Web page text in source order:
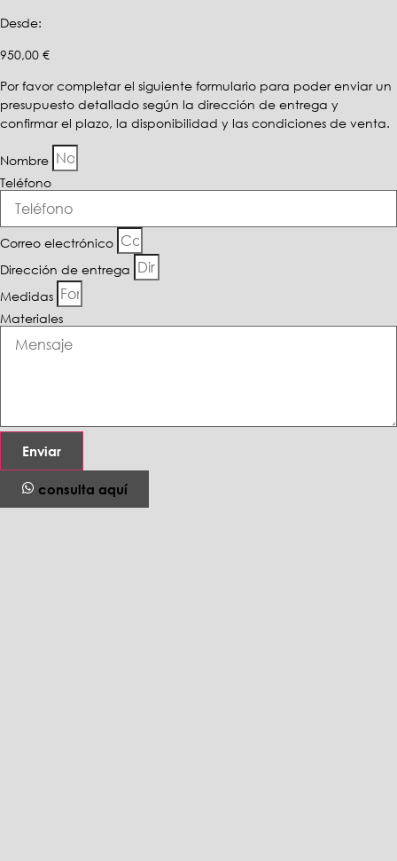
Desde:
950,00 €
Por favor completar el siguiente formulario para poder enviar un
presupuesto detallado según la dirección de entrega y
confirmar el plazo, la disponibilidad y las condiciones de venta.
Nombre
Teléfono
Correo electrónico
Dirección de entrega
Medidas
Materiales
Enviar
consulta aquí